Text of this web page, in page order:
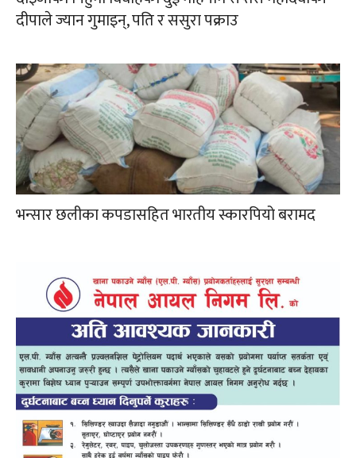
दीपाले ज्यान गुमाइन्, पति र ससुरा पक्राउ
भन्सार छलीका कपडासहित भारतीय स्कारपियो बरामद